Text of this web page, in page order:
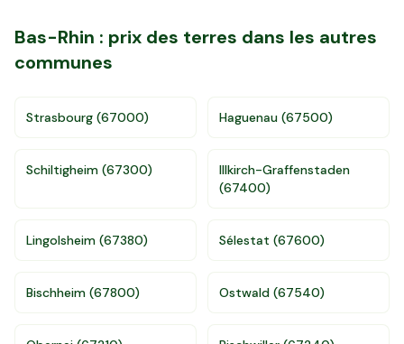
Bas-Rhin : prix des terres dans les autres
communes
Strasbourg (67000) Haguenau (67500)
Schiltigheim (67300)
Illkirch-Graffenstaden
(67400)
Lingolsheim (67380) Sélestat (67600)
Bischheim (67800) Ostwald (67540)
Accès gratuit illimité
Donnees de valeurs foncières officielles